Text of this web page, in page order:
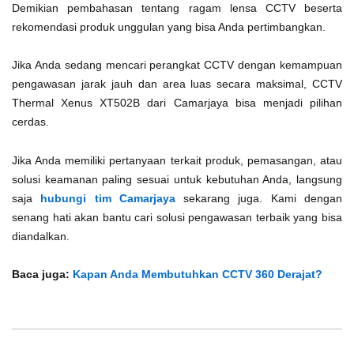
Demikian pembahasan tentang ragam lensa CCTV beserta
rekomendasi produk unggulan yang bisa Anda pertimbangkan.
Jika Anda sedang mencari perangkat CCTV dengan kemampuan
pengawasan jarak jauh dan area luas secara maksimal, CCTV
Thermal Xenus XT502B dari Camarjaya bisa menjadi pilihan
cerdas.
Jika Anda memiliki pertanyaan terkait produk, pemasangan, atau
solusi keamanan paling sesuai untuk kebutuhan Anda, langsung
saja hubungi tim Camarjayasekarang juga. Kami dengan
senang hati akan bantu cari solusi pengawasan terbaik yang bisa
diandalkan.
Baca juga: Kapan Anda Membutuhkan CCTV 360 Derajat?